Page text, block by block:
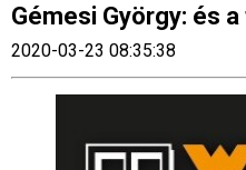
Gémesi György: és
2020-03-23 08:35:38